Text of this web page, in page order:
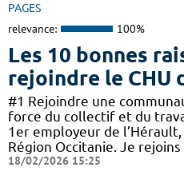
PAGES
relevance: 100%
Les 10 bonnes
rejoindre le CHU
#1 Rejoindre une
force du collectif et du
1er employeur de
Région Occitanie. Je
18/02/2026 15:25